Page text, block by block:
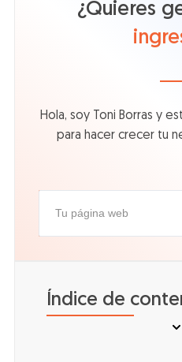
¿Quieres
Hola, soy Toni Borras y
para hacer crecer tu
Índice de